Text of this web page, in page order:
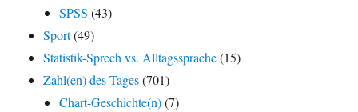
SPSS (43)
Sport(49)
Statistik-Sprech vs. Alltagssprache(15)
Zahl(en) des Tages(701)
Chart-Geschichte(n)(7)